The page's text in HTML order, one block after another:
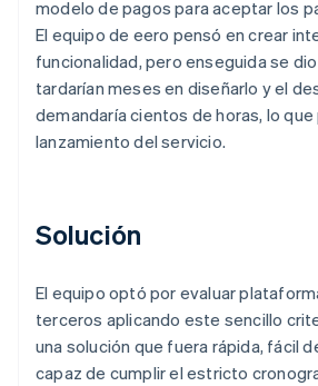
modelo de pagos para aceptar los
El equipo de eero pensó en crear
funcionalidad, pero enseguida se
tardarían meses en diseñarlo y el
demandaría cientos de horas, lo
lanzamiento del servicio.
Solución
El equipo optó por evaluar
terceros aplicando este sencillo
una solución que fuera rápida, fácil
capaz de cumplir el estricto